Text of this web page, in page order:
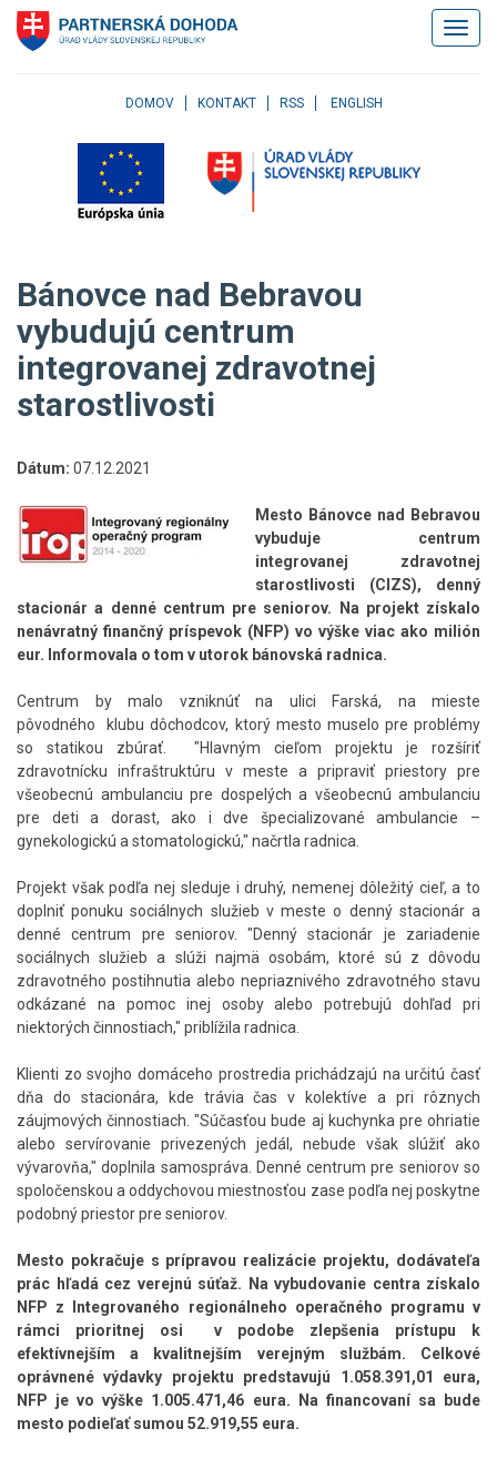
Klávesové
skratky
Skočiť
menu
na
užívateľské
menu
Skočiť
stránky
DOMOV KONTAKT RSS ENGLISH
Bánovce nad Bebravou
vybudujú centrum
integrovanej zdravotnej
starostlivosti
Dátum: 07.12.2021
Mesto Bánovce nad Bebravou
vybuduje centrum
integrovanej zdravotnej
starostlivosti (CIZS), denný
stacionár a denné centrum pre seniorov. Na projekt získalo
nenávratný finančný príspevok (NFP) vo výške viac ako milión
eur. Informovala o tom v utorok bánovská radnica.
Centrum by malo vzniknúť na ulici Farská, na mieste
pôvodného klubu dôchodcov, ktorý mesto muselo pre problémy
so statikou zbúrať. "Hlavným cieľom projektu je rozšíriť
zdravotnícku infraštruktúru v meste a pripraviť priestory pre
všeobecnú ambulanciu pre dospelých a všeobecnú ambulanciu
pre deti a dorast, ako i dve špecializované ambulancie –
gynekologickú a stomatologickú," načrtla radnica.
Projekt však podľa nej sleduje i druhý, nemenej dôležitý cieľ, a to
doplniť ponuku sociálnych služieb v meste o denný stacionár a
denné centrum pre seniorov. "Denný stacionár je zariadenie
sociálnych služieb a slúži najmä osobám, ktoré sú z dôvodu
zdravotného postihnutia alebo nepriaznivého zdravotného stavu
odkázané na pomoc inej osoby alebo potrebujú dohľad pri
niektorých činnostiach," priblížila radnica.
Klienti zo svojho domáceho prostredia prichádzajú na určitú časť
dňa do stacionára, kde trávia čas v kolektíve a pri rôznych
záujmových činnostiach. "Súčasťou bude aj kuchynka pre ohriatie
alebo servírovanie privezených jedál, nebude však slúžiť ako
vývarovňa," doplnila samospráva. Denné centrum pre seniorov so
spoločenskou a oddychovou miestnosťou zase podľa nej poskytne
podobný priestor pre seniorov.
Mesto pokračuje s prípravou realizácie projektu, dodávateľa
prác hľadá cez verejnú súťaž. Na vybudovanie centra získalo
NFP z Integrovaného regionálneho operačného programu v
rámci prioritnej osi v podobe zlepšenia prístupu k
efektívnejším a kvalitnejším verejným službám. Celkové
oprávnené výdavky projektu predstavujú 1.058.391,01 eura,
NFP je vo výške 1.005.471,46 eura. Na financovaní sa bude
mesto podieľať sumou 52.919,55 eura.